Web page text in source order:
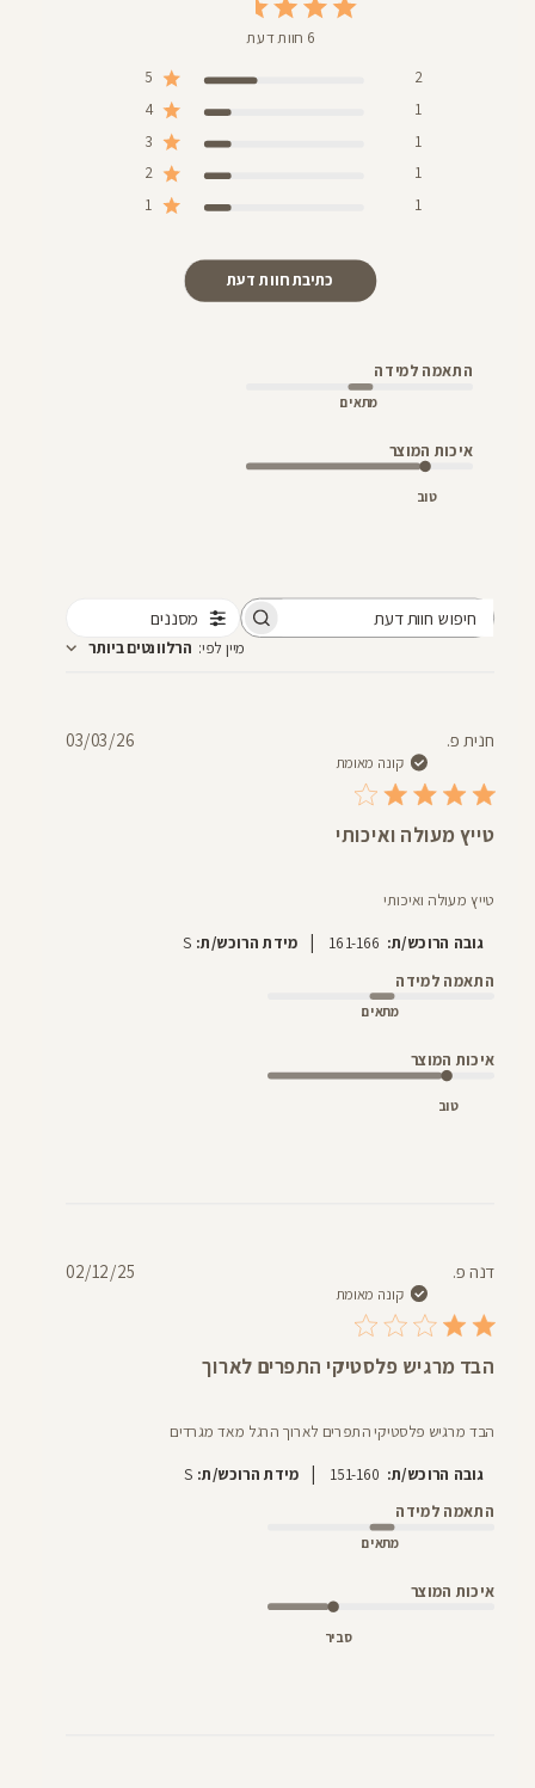
6 חוות דעת
5
2
4
1
3
1
2 1
1 1
כתיבת חוות דעת
התאמה למידה
מתאים
איכות המוצר
טוב
מסננים
מיין לפי: הרלוונטים ביותר
חנית פ.
קונה מאומת
טייץ מעולה ואיכותי
טייץ מעולה ואיכותי
גובה הרוכש/ת: 161-166 מידת הרוכש/ת: S
התאמה למידה
מתאים
איכות המוצר
טוב
תאריך03/03/26
דנה פ.
קונה מאומת
הבד מרגיש פלסטיקי התפרים לארוך
הבד מרגיש פלסטיקי התפרים לארוך הרגל מאד מגרדים
גובה הרוכש/ת: 151-160
| מידת הרוכש/ת: S
התאמה למידה
מתאים
איכות המוצר
סביר
תאריך02/12/25